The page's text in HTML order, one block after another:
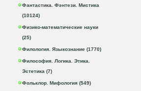
Фантастика. Фэнтези. Мистика
(10124)
Физико-математические науки
(25)
Филология. Языкознание (1770)
Философия. Логика. Этика.
Эстетика (7)
Фольклор. Мифология (549)